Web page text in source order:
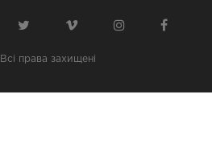
Всі права захищені